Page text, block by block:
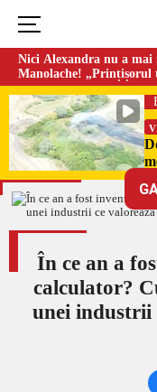
Nici Alexandra nu a
Manolache!
doi ani de căsnicie
În ce an a
calculator?
unei industrii